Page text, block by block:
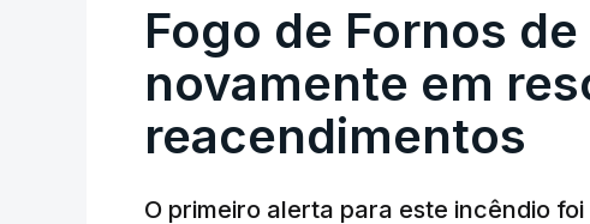
ERRO100
Fogo de Fornos
novamente em
reacendimentos
O primeiro alerta para este incêndio